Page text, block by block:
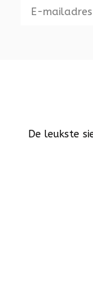
De leukste